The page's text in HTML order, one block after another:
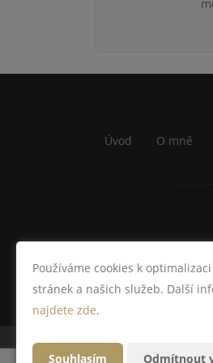
Úvod O mně
Používáme cookies k
stránek a našich služeb. Další
najdete zde.
Souhlasím Odmítnout